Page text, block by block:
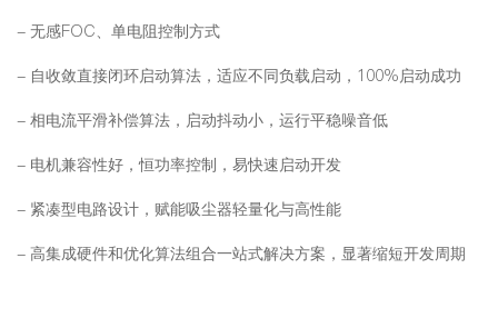
- 无感FOC、单电阻控制方式
- 自收敛直接闭环启动算法，适应不同负载启动，100%启动成功
- 相电流平滑补偿算法，启动抖动小，运行平稳噪音低
- 电机兼容性好，恒功率控制，易快速启动开发
- 紧凑型电路设计，赋能吸尘器轻量化与高性能
- 高集成硬件和优化算法组合一站式解决方案，显著缩短开发周期